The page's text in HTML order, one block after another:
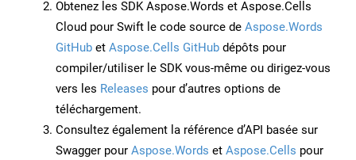
Obtenez les SDK Aspose.Words et Aspose.Cells
Cloud pour Swift le code source de Aspose.Words
GitHub et Aspose.Cells GitHub dépôts pour
compiler/utiliser le SDK vous-même ou dirigez-vous
vers les Releases pour d’autres options de
téléchargement.
Consultez également la référence d’API basée sur
Swagger pour Aspose.Words et Aspose.Cells pour